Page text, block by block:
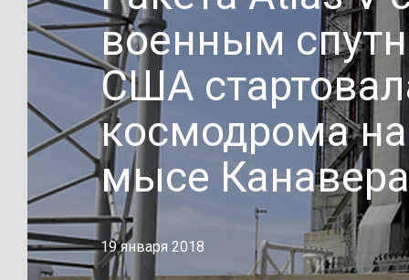
военным
США
космодрома на
мысе
19 января 2018